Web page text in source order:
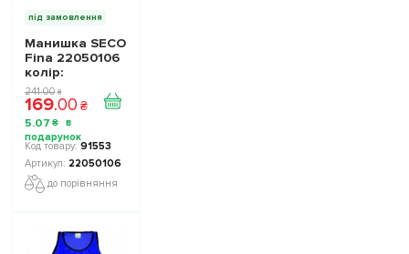
під замовлення
Манишка SECO
Fina 22050106
колiр:
кислотний
неон
241.00 ₴
169.00 ₴
5.07 ₴
91553
22050106
до порівняння